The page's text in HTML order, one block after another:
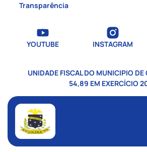
Transparência
YOUTUBE INSTAGRAM
UNIDADE FISCAL DO MUNICIPIO DE
54,89 EM EXERCÍCIO
Seção do menu